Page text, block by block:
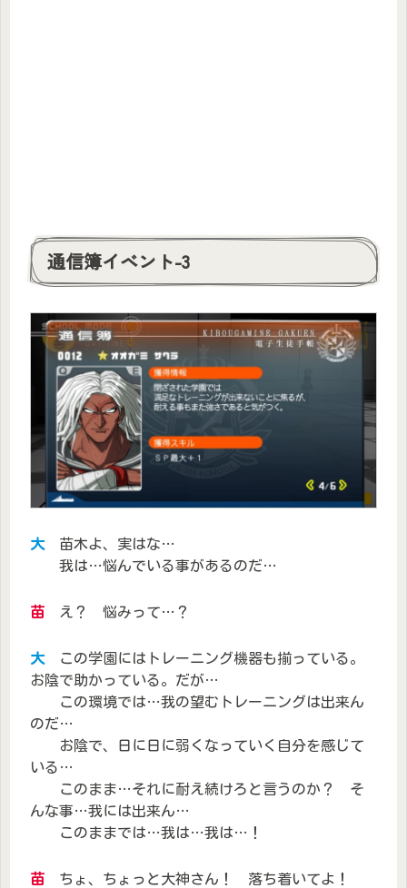
通信簿イベント-3
大苗木よ、実はな…
我は…悩んでいる事があるのだ…
苗 え？ 悩みって…？
大この学園にはトレーニング機器も揃っている。
お陰で助かっている。だが…
この環境では…我の望むトレーニングは出来ん
のだ…
お陰で、日に日に弱くなっていく自分を感じて
いる…
このまま…それに耐え続けろと言うのか？ そ
んな事…我には出来ん…
このままでは…我は…我は…！
苗 ちょ、ちょっと大神さん！ 落ち着いてよ！